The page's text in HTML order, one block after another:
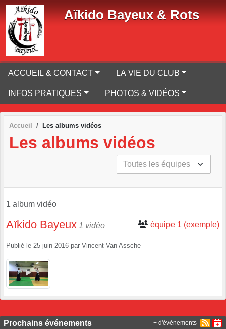
Aïkido Bayeux & Rots
ACCUEIL & CONTACT LA VIE DU CLUB
INFOS PRATIQUES PHOTOS & VIDÉOS
Accueil Les albums vidéos
Les albums vidéos
1 album vidéo
Aïkido Bayeux 1 vidéo équipe 1 (exemple)
Publié le 25 juin 2016 par Vincent Van Assche
Prochains événements + d'évènements
Panneau de gestion des cookies